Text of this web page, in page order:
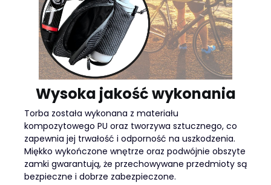
Wysoka jakość wykonania
Torba została wykonana z materiału
kompozytowego PU oraz tworzywa sztucznego, co
zapewnia jej trwałość i odporność na uszkodzenia.
Miękko wykończone wnętrze oraz podwójnie obszyte
zamki gwarantują, że przechowywane przedmioty są
bezpieczne i dobrze zabezpieczone.